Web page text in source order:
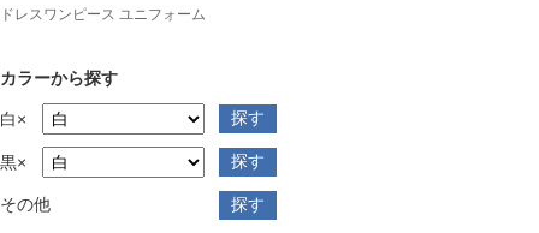
ドレスワンピース ユニフォーム
カラーから探す
白×
黒×
その他